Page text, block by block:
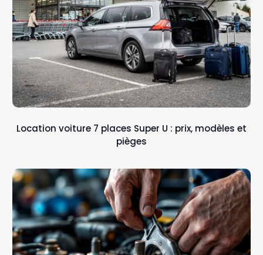
Location voiture 7 places Super U : prix, modèles et
pièges